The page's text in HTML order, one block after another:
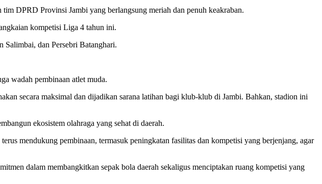
DPRD Provinsi Jambi yang berlangsung meriah dan penuh keakraban.
kompetisi Liga 4 tahun ini.
dan Persebri Batanghari.
wadah pembinaan atlet muda.
secara maksimal dan dijadikan sarana latihan bagi klub-klub di Jambi. Bahkan, stadion ini
ekosistem olahraga yang sehat di daerah.
mendukung pembinaan, termasuk peningkatan fasilitas dan kompetisi yang berjenjang, agar
dalam membangkitkan sepak bola daerah sekaligus menciptakan ruang kompetisi yang